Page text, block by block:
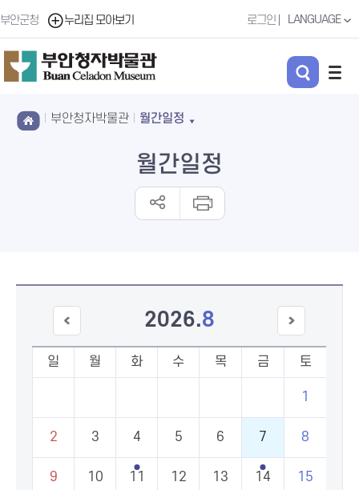
부안군청 누리집 모아보기 로그인 LANGUAGE
부안청자박물관 월간일정
월간일정
2026.8
일 월 화 수 목 금 토
1
2 3 4 5 6 7 8
9 10 11 12 13 14 15